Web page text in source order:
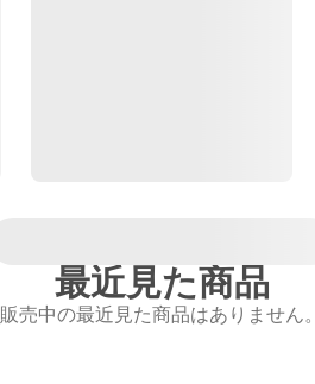
最近見た商品
販売中の最近見た商品はありません。